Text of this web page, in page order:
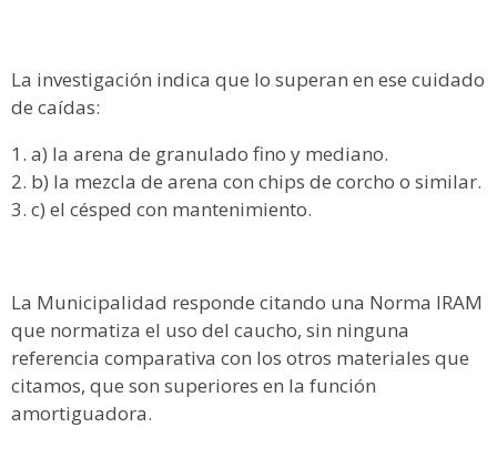
La investigación indica que lo superan en ese cuidado
de caídas:
a) la arena de granulado fino y mediano.
b) la mezcla de arena con chips de corcho o similar.
c) el césped con mantenimiento.
La Municipalidad responde citando una Norma IRAM
que normatiza el uso del caucho, sin ninguna
referencia comparativa con los otros materiales que
citamos, que son superiores en la función
amortiguadora.